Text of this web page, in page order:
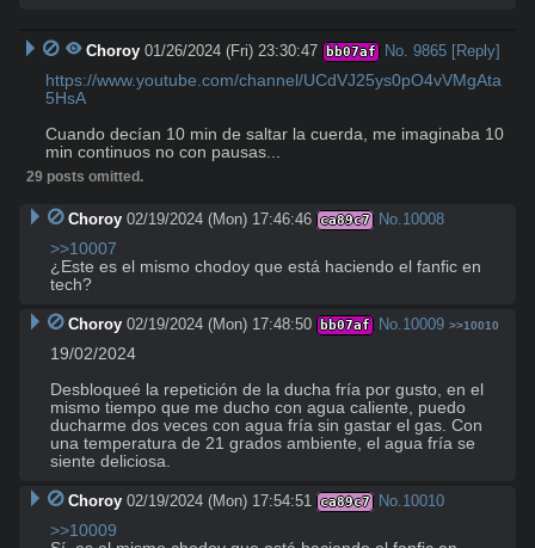
Choroy 01/26/2024 (Fri) 23:30:47 bb07af No. 9865 [Reply]
https://www.youtube.com/channel/UCdVJ25ys0pO4vVMgAta
5HsA
Cuando decían 10 min de saltar la cuerda, me imaginaba 10
min continuos no con pausas...
29 posts omitted.
Choroy 02/19/2024 (Mon) 17:46:46 ca89c7 No.10008
>>10007
¿Este es el mismo chodoy que está haciendo el fanfic en
tech?
Choroy 02/19/2024 (Mon) 17:48:50 bb07af No.10009 >>10010
19/02/2024
Desbloqueé la repetición de la ducha fría por gusto, en el
mismo tiempo que me ducho con agua caliente, puedo
ducharme dos veces con agua fría sin gastar el gas. Con
una temperatura de 21 grados ambiente, el agua fría se
siente deliciosa.
Choroy 02/19/2024 (Mon) 17:54:51 ca89c7 No.10010
>>10009